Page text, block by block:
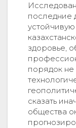
последние
здоровье,
порядок не
сказать
общества